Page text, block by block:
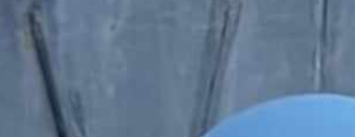
інформаційне